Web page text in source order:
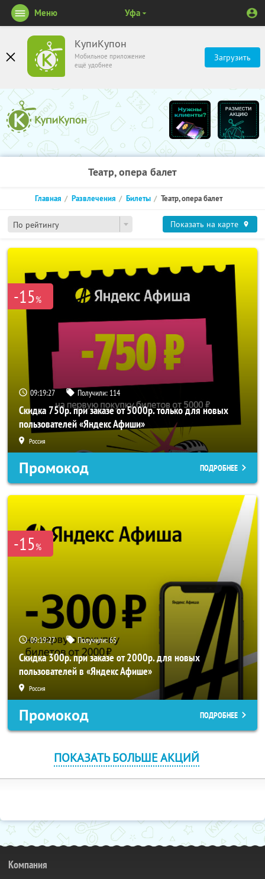
КупиКупон
Мобильное приложение
ещё удобнее
Загрузить
Меню Уфа
Театр, опера балет
По рейтингу
Главная Развлечения Билеты Театр, опера балет
Показать на карте
-15%
09:19:27 Получили: 114
Скидка 750р. при заказе от 5000р. только для новых
пользователей «Яндекс Афиши»
Россия
Промокод ПОДРОБНЕЕ
-15%
09:19:27 Получили:65
Скидка 300р. при заказе от 2000р. для новых
пользователей в «Яндекс Афише»
Россия
Промокод ПОДРОБНЕЕ
ПОКАЗАТЬ БОЛЬШЕ АКЦИЙ
Компания